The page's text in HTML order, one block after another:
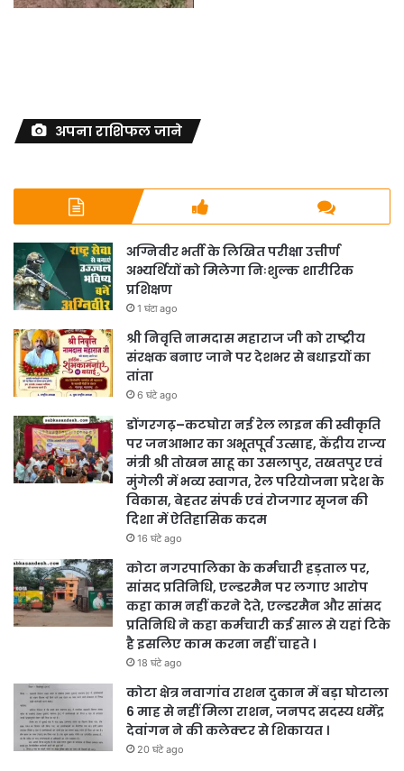
अपना राशिफल जाने
अग्निवीर भर्ती के लिखित परीक्षा उत्तीर्ण
अभ्यर्थियों को मिलेगा निःशुल्क शारीरिक
प्रशिक्षण
1 घंटा ago
श्री निवृत्ति नामदास महाराज जी को राष्ट्रीय
संरक्षक बनाए जाने पर देशभर से बधाइयों का
तांता
6 घंटे ago
डोंगरगढ़–कटघोरा नई रेल लाइन की स्वीकृति
पर जनआभार का अभूतपूर्व उत्साह, केंद्रीय राज्य
मंत्री श्री तोखन साहू का उसलापुर, तखतपुर एवं
मुंगेली में भव्य स्वागत, रेल परियोजना प्रदेश के
विकास, बेहतर संपर्क एवं रोजगार सृजन की
दिशा में ऐतिहासिक कदम
16 घंटे ago
कोटा नगरपालिका के कर्मचारी हड़ताल पर,
सांसद प्रतिनिधि, एल्डरमैन पर लगाए आरोप
कहा काम नहीं करने देते, एल्डरमैन और सांसद
प्रतिनिधि ने कहा कर्मचारी कई साल से यहां टिके
है इसलिए काम करना नहीं चाहते ।
18 घंटे ago
कोटा क्षेत्र नवागांव राशन दुकान में बड़ा घोटाला
6 माह से नहीं मिला राशन, जनपद सदस्य धर्मेंद्र
देवांगन ने की कलेक्टर से शिकायत ।
20 घंटे ago